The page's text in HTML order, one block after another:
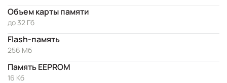
Объем карты памяти
до 32 Гб
Flash-память
256 Мб
Память EEPROM
16 Кб